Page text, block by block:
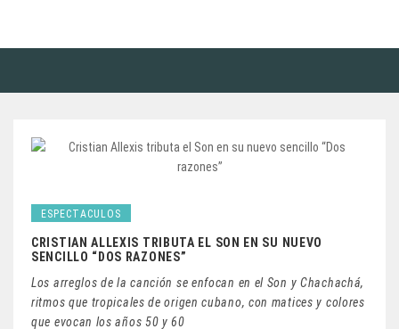
ESPECTACULOS
CRISTIAN ALLEXIS TRIBUTA EL SON EN SU NUEVO
SENCILLO “DOS RAZONES”
Los arreglos de la canción se enfocan en el Son y Chachachá,
ritmos que tropicales de origen cubano, con matices y colores
que evocan los años 50 y 60